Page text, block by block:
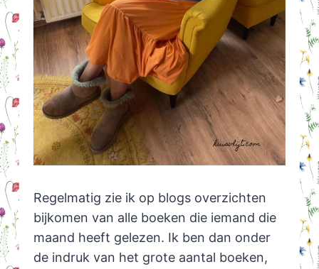
Regelmatig zie ik op blogs overzichten
bijkomen van alle boeken die iemand die
maand heeft gelezen. Ik ben dan onder
de indruk van het grote aantal boeken,